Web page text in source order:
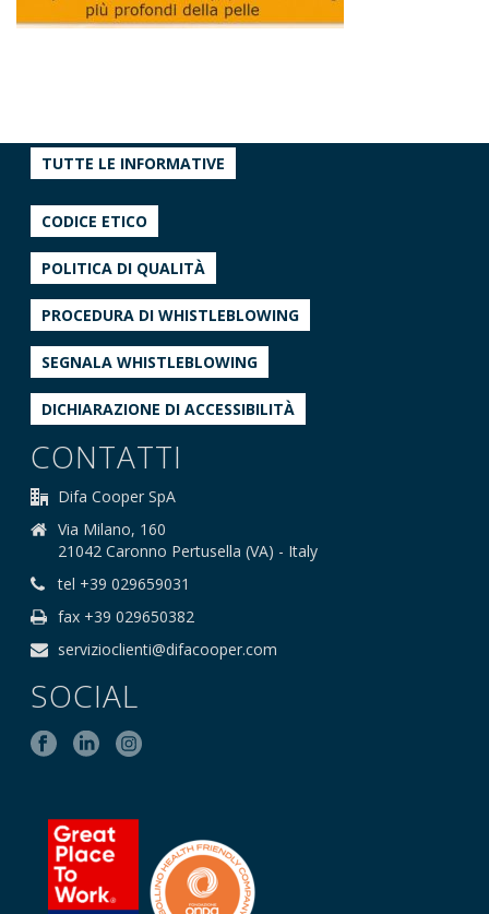
TUTTE LE INFORMATIVE
CODICE ETICO
POLITICA DI QUALITÀ
PROCEDURA DI WHISTLEBLOWING
SEGNALA WHISTLEBLOWING
DICHIARAZIONE DI ACCESSIBILITÀ
CONTATTI
Difa Cooper SpA
Via Milano, 160
21042 Caronno Pertusella (VA) - Italy
tel +39 029659031
fax +39 029650382
servizioclienti@difacooper.com
SOCIAL